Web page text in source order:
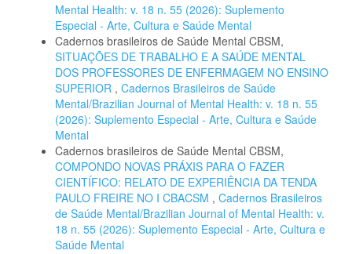
Mental Health: v. 18 n. 55 (2026): Suplemento
Especial - Arte, Cultura e Saúde Mental
Cadernos brasileiros de Saúde Mental CBSM,
SITUAÇÕES DE TRABALHO E A SAÚDE MENTAL
DOS PROFESSORES DE ENFERMAGEM NO ENSINO
SUPERIOR , Cadernos Brasileiros de Saúde
Mental/Brazilian Journal of Mental Health: v. 18 n. 55
(2026): Suplemento Especial - Arte, Cultura e Saúde
Mental
Cadernos brasileiros de Saúde Mental CBSM,
COMPONDO NOVAS PRÁXIS PARA O FAZER
CIENTÍFICO: RELATO DE EXPERIÊNCIA DA TENDA
PAULO FREIRE NO I CBACSM , Cadernos Brasileiros
de Saúde Mental/Brazilian Journal of Mental Health: v.
18 n. 55 (2026): Suplemento Especial - Arte, Cultura e
Saúde Mental